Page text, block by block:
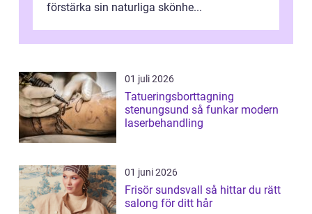
förstärka sin naturliga skönhe...
01 juli 2026
Tatueringsborttagning
stenungsund så funkar modern
laserbehandling
01 juni 2026
Frisör sundsvall så hittar du rätt
salong för ditt hår